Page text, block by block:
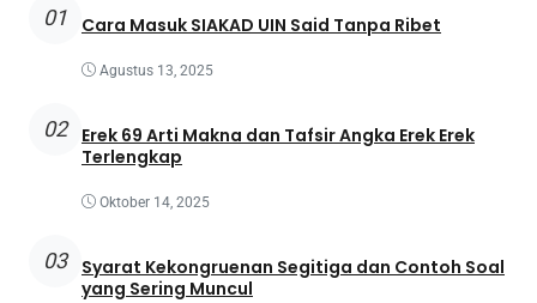
01 Cara Masuk SIAKAD UIN Said Tanpa Ribet
Agustus 13, 2025
02
Erek 69 Arti Makna dan Tafsir Angka Erek Erek
Terlengkap
Oktober 14, 2025
03
Syarat Kekongruenan Segitiga dan Contoh Soal
yang Sering Muncul